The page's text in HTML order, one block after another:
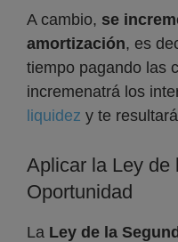
A cambio, se
amortización, es
tiempo pagando las
incremenatrá los
liquidez y te
Aplicar la Ley de
Oportunidad
La Ley de la